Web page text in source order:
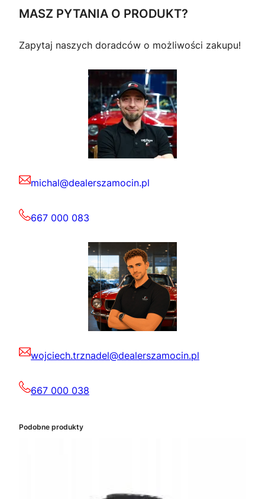
MASZ PYTANIA O PRODUKT?
Zapytaj naszych doradców o możliwości zakupu!
michal@dealerszamocin.pl
667 000 083
wojciech.trznadel@dealerszamocin.pl
667 000 038
Podobne produkty